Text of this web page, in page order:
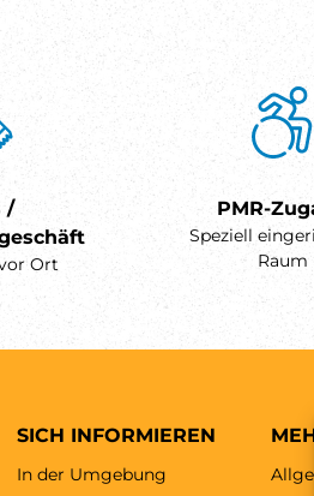
/
Ort
PMR-
Speziell
Raum
SICH INFORMIEREN
In der Umgebung